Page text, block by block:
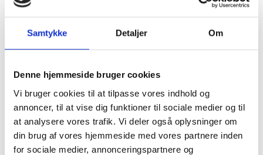
Samtykke Detaljer Om
Denne hjemmeside bruger cookies
Vi bruger cookies til at tilpasse vores indhold og
annoncer, til at vise dig funktioner til sociale medier og til
at analysere vores trafik. Vi deler også oplysninger om
din brug af vores hjemmeside med vores partnere inden
for sociale medier, annonceringspartnere og